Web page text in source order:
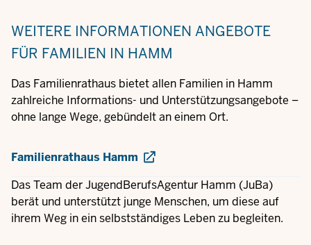
WEITERE INFORMATIONEN ANGEBOTE
FÜR FAMILIEN IN HAMM
Das Familienrathaus bietet allen Familien in Hamm
zahlreiche Informations- und Unterstützungsangebote –
ohne lange Wege, gebündelt an einem Ort.
Familienrathaus Hamm
Das Team der JugendBerufsAgentur Hamm (JuBa)
berät und unterstützt junge Menschen, um diese auf
ihrem Weg in ein selbstständiges Leben zu begleiten.